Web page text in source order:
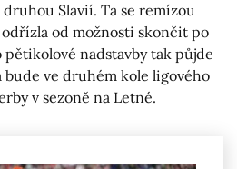
Slavií. Ta se remízou
od možnosti skončit po
nadstavby tak půjde
bude ve druhém kole ligového
v sezoně na Letné.